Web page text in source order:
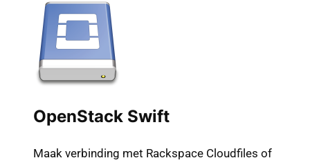
OpenStack Swift
Maak verbinding met Rackspace Cloudfiles of